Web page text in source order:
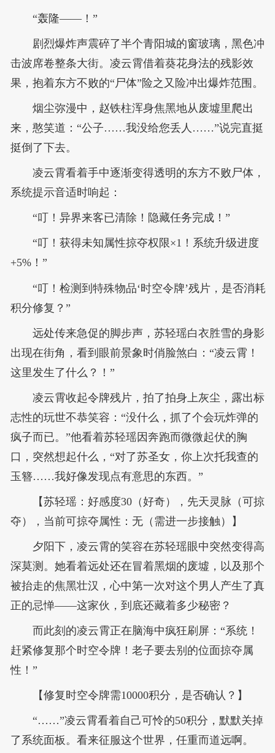
“轰隆——！”
剧烈爆炸声震碎了半个青阳城的窗玻璃，黑色冲
击波席卷整条大街。凌云霄借着葵花身法的残影效
果，抱着东方不败的“尸体”险之又险冲出爆炸范围。
烟尘弥漫中，赵铁柱浑身焦黑地从废墟里爬出
来，憨笑道：“公子……我没给您丢人……”说完直挺
挺倒了下去。
凌云霄看着手中逐渐变得透明的东方不败尸体，
系统提示音适时响起：
“叮！异界来客已清除！隐藏任务完成！”
“叮！获得未知属性掠夺权限×1！系统升级进度
+5%！”
“叮！检测到特殊物品‘时空令牌’残片，是否消耗
积分修复？”
远处传来急促的脚步声，苏轻瑶白衣胜雪的身影
出现在街角，看到眼前景象时俏脸煞白：“凌云霄！
这里发生了什么？！”
凌云霄收起令牌残片，拍了拍身上灰尘，露出标
志性的玩世不恭笑容：“没什么，抓了个会玩炸弹的
疯子而已。”他看着苏轻瑶因奔跑而微微起伏的胸
口，突然想起什么，“对了苏圣女，你上次托我查的
玉簪……我好像发现点有意思的东西。”
【苏轻瑶：好感度30（好奇），先天灵脉（可掠
夺），当前可掠夺属性：无（需进一步接触）】
夕阳下，凌云霄的笑容在苏轻瑶眼中突然变得高
深莫测。她看着远处还在冒着黑烟的废墟，以及那个
被抬走的焦黑壮汉，心中第一次对这个男人产生了真
正的忌惮——这家伙，到底还藏着多少秘密？
而此刻的凌云霄正在脑海中疯狂刷屏：“系统！
赶紧修复那个时空令牌！老子要去别的位面掠夺属
性！”
【修复时空令牌需10000积分，是否确认？】
“……”凌云霄看着自己可怜的50积分，默默关掉
了系统面板。看来征服这个世界，任重而道远啊。